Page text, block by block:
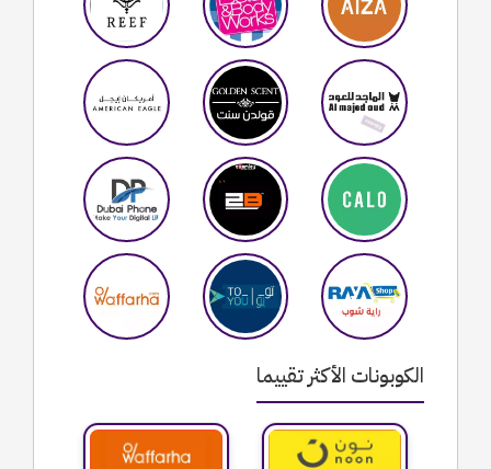
الكوبونات الأكثر تقييما